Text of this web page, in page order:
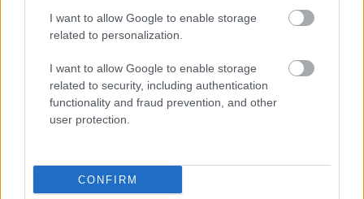
I want to allow Google to enable storage
related to personalization.
I want to allow Google to enable storage
related to security, including authentication
functionality and fraud prevention, and other
user protection.
CONFIRM
Pridajte túto surovinu do prania, obliečky budú
hladšie a pevnejšie. Starý trik z hotelov poznali už
Kedysi boli veľkým trendom, dnes sa im radšej
vyhnite. Týchto 7 vecí robí vašu obývačku
zastaralou
Inšpirácie